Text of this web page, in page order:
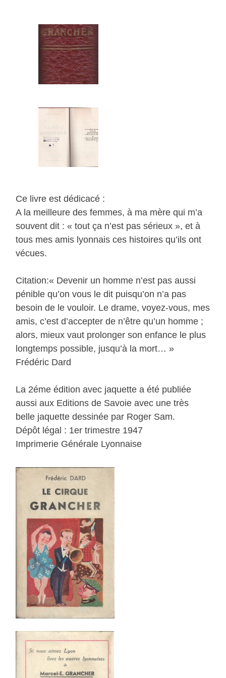
Ce livre est dédicacé :
A la meilleure des femmes, à ma mère qui m’a
souvent dit : « tout ça n’est pas sérieux », et à
tous mes amis lyonnais ces histoires qu’ils ont
vécues.
Citation:« Devenir un homme n’est pas aussi
pénible qu’on vous le dit puisqu’on n’a pas
besoin de le vouloir. Le drame, voyez-vous, mes
amis, c’est d’accepter de n’être qu’un homme ;
alors, mieux vaut prolonger son enfance le plus
longtemps possible, jusqu’à la mort… »
Frédéric Dard
La 2éme édition avec jaquette a été publiée
aussi aux Editions de Savoie avec une très
belle jaquette dessinée par Roger Sam.
Dépôt légal : 1er trimestre 1947
Imprimerie Générale Lyonnaise